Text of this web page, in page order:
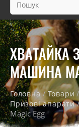
ХВАТАЙКА
МАШИНА
Головна/Товари
Призові апарати/
Magic Egg